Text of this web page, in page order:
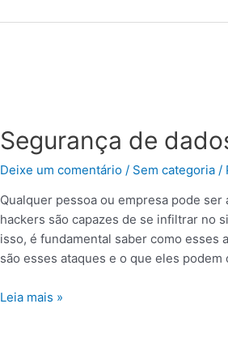
Segurança de
Deixe um comentário / Sem categoria /
Qualquer pessoa ou empresa pode
hackers são capazes de se infiltrar no
isso, é fundamental saber como esses
são esses ataques e o que eles
dados
Leia mais »